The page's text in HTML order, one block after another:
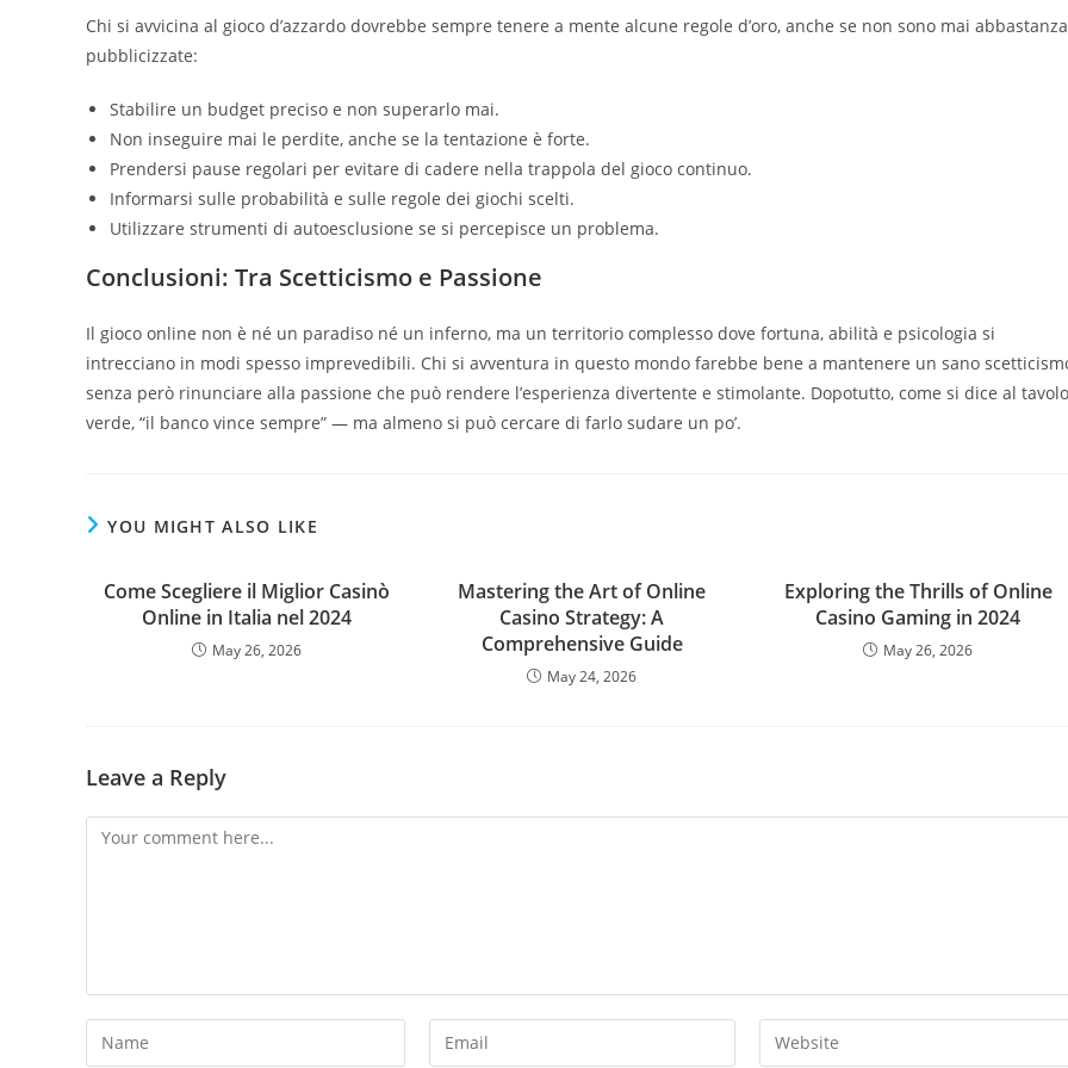
Chi si avvicina al gioco d’azzardo dovrebbe sempre tenere a mente alcune regole d’oro, anche se non sono mai abbastanza
pubblicizzate:
Stabilire un budget preciso e non superarlo mai.
Non inseguire mai le perdite, anche se la tentazione è forte.
Prendersi pause regolari per evitare di cadere nella trappola del gioco continuo.
Informarsi sulle probabilità e sulle regole dei giochi scelti.
Utilizzare strumenti di autoesclusione se si percepisce un problema.
Conclusioni: Tra Scetticismo e Passione
Il gioco online non è né un paradiso né un inferno, ma un territorio complesso dove fortuna, abilità e psicologia si
intrecciano in modi spesso imprevedibili. Chi si avventura in questo mondo farebbe bene a mantenere un sano
senza però rinunciare alla passione che può rendere l’esperienza divertente e stimolante. Dopotutto, come si dice al tavolo
verde, “il banco vince sempre” — ma almeno si può cercare di farlo sudare un po’.
YOU MIGHT ALSO LIKE
Come Scegliere il Miglior Casinò
Online in Italia nel 2024
May 26, 2026
Mastering the Art of Online
Casino Strategy: A
Comprehensive Guide
May 24, 2026
Exploring the Thrills of Online
Casino Gaming in 2024
May 26, 2026
Leave a Reply
Comment
Enter
your
Enter
your
Enter
your